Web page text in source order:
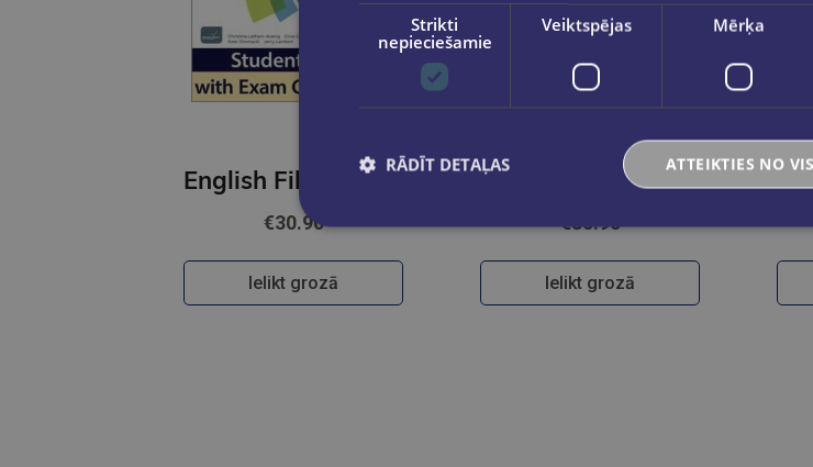
English File (5th Edition) Pre-Intermediate Student Book with access to Skills Confidence
€30.90
Ielikt grozā
English File (5th Edition) Intermediate Student Book with access to Skills Confidence
€30.90
Ielikt grozā
Strikti
nepieciešamie
Veiktspējas Mērķa
ATTEIKTIES NO
RĀDĪT DETAĻAS